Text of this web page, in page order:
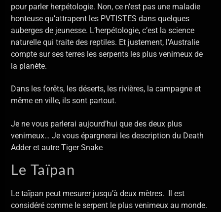
pour parler herpétologie. Non, ce n’est pas une maladie
honteuse qu’attrapent les PVTISTES dans quelques
auberges de jeunesse. L’herpétologie, c’est la science
naturelle qui traite des reptiles. Et justement, l’Australie
compte sur ses terres les serpents les plus venimeux de
la planète.
Dans les forêts, les déserts, les rivières, la campagne et
même en ville, ils sont partout.
Je ne vous parlerai aujourd’hui que des deux plus
venimeux… Je vous épargnerai les description du Death
Adder et autre Tiger Snake
Le Taïpan
Le taïpan peut mesurer jusqu’à deux mètres. Il est
considéré comme le serpent le plus venimeux au monde.